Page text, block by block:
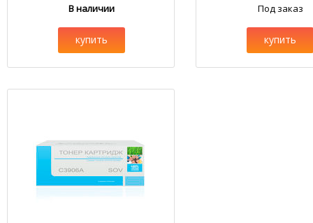
В наличии
купить
Под заказ
купить